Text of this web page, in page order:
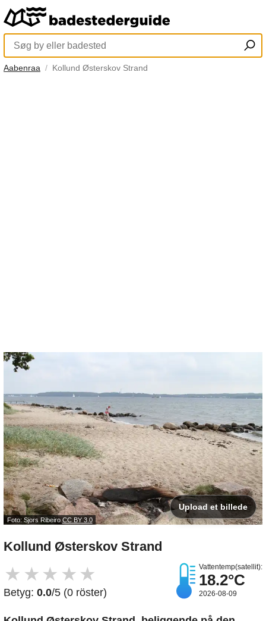
Aabenraa Kollund Østerskov Strand
Foto: Sjors Ribeiro CC BY 3.0
Upload et billede
Kollund Østerskov Strand
★ ★ ★ ★ ★
Betyg: 0.0/5 (0 röster)
Vattentemp(satellit):
18.2°C
2026-08-09